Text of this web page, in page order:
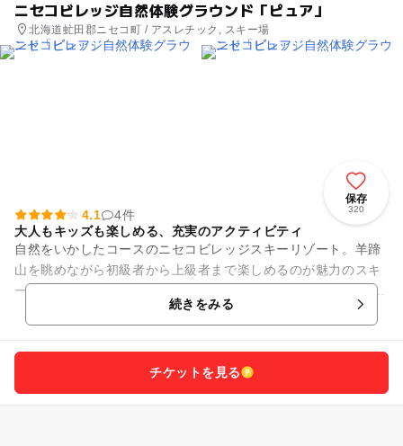
ニセコビレッジ自然体験グラウンド「ピュア」
北海道虻田郡ニセコ町 / アスレチック, スキー場
保存
320
4.1
4件
大人もキッズも楽しめる、充実のアクティビティ
自然をいかしたコースのニセコビレッジスキーリゾート。羊蹄
山を眺めながら初級者から上級者まで楽しめるのが魅力のスキ
ー場です。 特にオススメなのが上部のコースで、樹木がいっさ
続きをみる
チケットを見る